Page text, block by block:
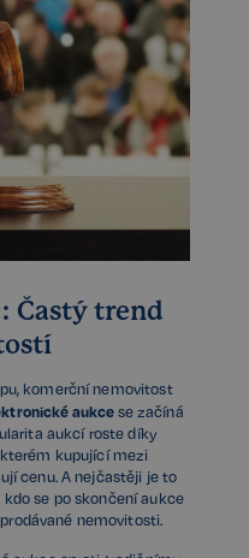
Častý trend
komerční nemovitost
aukce se začíná
aukcí roste díky
kupující mezi
cenu. A nejčastěji je to
se po skončení aukce
nemovitosti.